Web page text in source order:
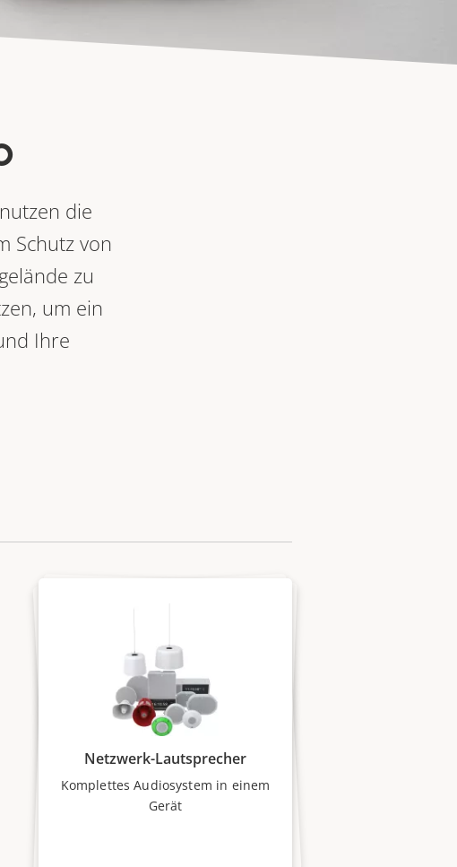
die
Schutz von
zu
um ein
Ihre
Netzwerk-Lautsprecher
Komplettes Audiosystem in einem
Gerät